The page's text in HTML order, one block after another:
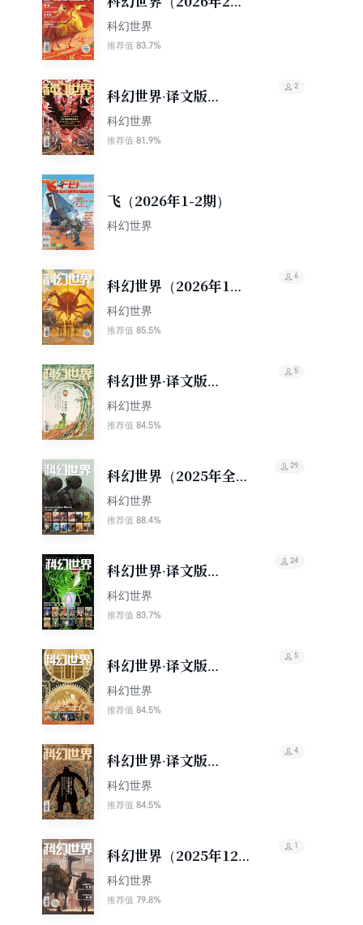
期）
科幻世界
推荐值 83.7%
科幻世界·译文版
（2026年2期）
科幻世界
推荐值 81.9%
2
飞（2026年1-2期）
科幻世界
科幻世界（2026年1
期）
科幻世界
推荐值 85.5%
6
科幻世界·译文版
（2026年1期）
科幻世界
推荐值 84.5%
5
科幻世界（2025年全
年合集）（套装共12
册）
科幻世界
推荐值 88.4%
29
科幻世界·译文版
（2025年全年合集）
（套装共12册）
科幻世界
推荐值 83.7%
24
科幻世界·译文版
（2025年下半年合集）
（套装共6册）
科幻世界
推荐值 84.5%
5
科幻世界·译文版
（2025年12期）
科幻世界
推荐值 84.5%
4
科幻世界（2025年12
期）
科幻世界
推荐值 79.8%
1